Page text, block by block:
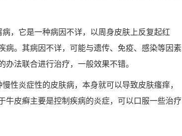
，它是一种病因不详，以周身皮肤上反复起红
病。其病因不详，可能与遗传、免疫、感染等因素
法联合进行治疗，一般效果不错。
性炎症性的皮肤病，本身就可以导致皮肤瘙痒，
牛皮癣主要是控制疾病的炎症，可以口服一些治疗